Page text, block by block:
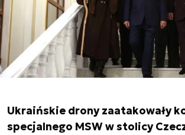
Ukraińskie drony zaatakowały
specjalnego MSW w stolicy